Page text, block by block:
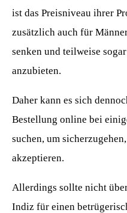
ist das Preisniveau ihrer
zusätzlich auch für
senken und teilweise
anzubieten.
Daher kann es sich
Bestellung online bei
suchen, um
akzeptieren.
Allerdings sollte nicht
Indiz für einen